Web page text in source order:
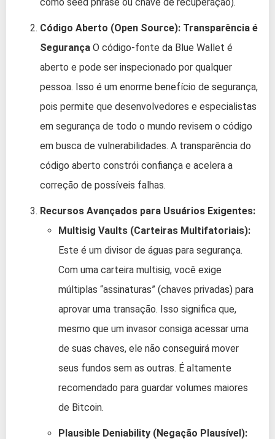
Código Aberto (Open Source): Transparência é
Segurança O código-fonte da Blue Wallet é
aberto e pode ser inspecionado por qualquer
pessoa. Isso é um enorme benefício de segurança,
pois permite que desenvolvedores e especialistas
em segurança de todo o mundo revisem o código
em busca de vulnerabilidades. A transparência do
código aberto constrói confiança e acelera a
correção de possíveis falhas.
Recursos Avançados para Usuários Exigentes:
Multisig Vaults (Carteiras Multifatoriais):
Este é um divisor de águas para segurança.
Com uma carteira multisig, você exige
múltiplas “assinaturas” (chaves privadas) para
aprovar uma transação. Isso significa que,
mesmo que um invasor consiga acessar uma
de suas chaves, ele não conseguirá mover
seus fundos sem as outras. É altamente
recomendado para guardar volumes maiores
de Bitcoin.
Plausible Deniability (Negação Plausível):